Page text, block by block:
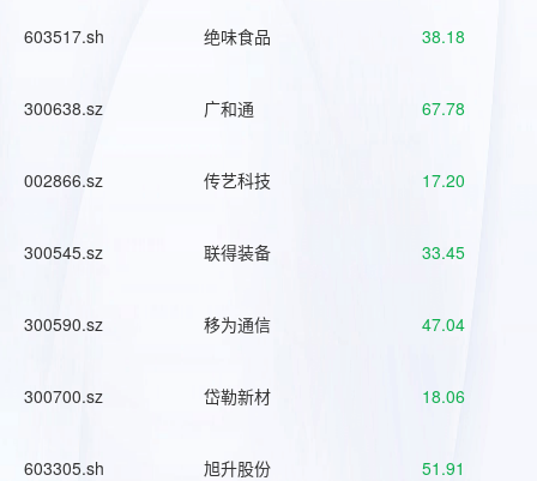
603517.sh 绝味食品 38.18
300638.sz 广和通 67.78
002866.sz 传艺科技 17.20
300545.sz 联得装备 33.45
300590.sz 移为通信 47.04
300700.sz 岱勒新材 18.06
603305.sh 旭升股份 51.91